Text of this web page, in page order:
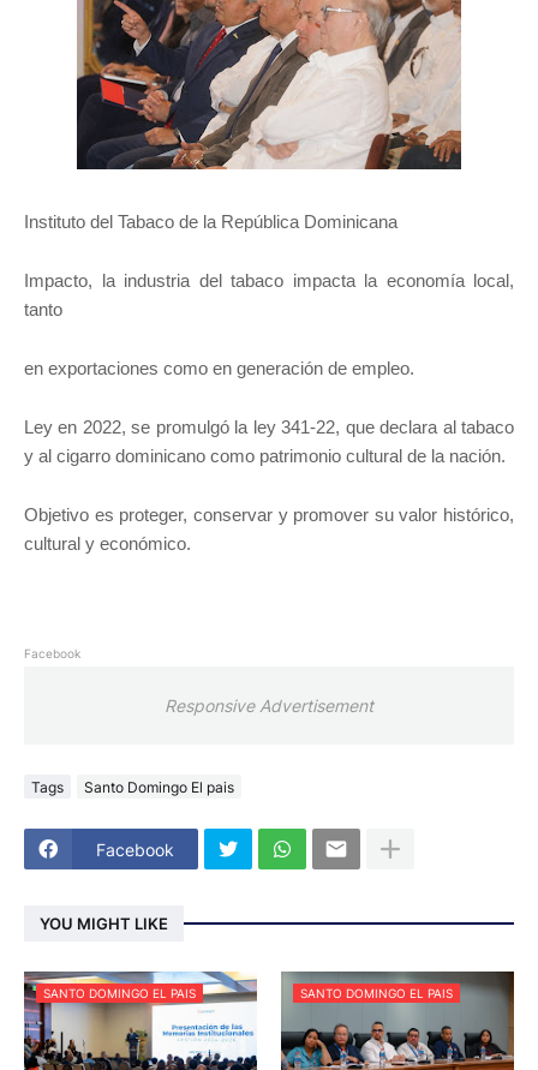
Instituto del Tabaco de la República Dominicana
Impacto, la industria del tabaco impacta la economía local,
tanto
en exportaciones como en generación de empleo.
Ley en 2022, se promulgó la ley 341-22, que declara al tabaco
y al cigarro dominicano como patrimonio cultural de la nación.
Objetivo es proteger, conservar y promover su valor histórico,
cultural y económico.
Facebook
Responsive Advertisement
Tags Santo Domingo El pais
Facebook
YOU MIGHT LIKE
SANTO DOMINGO EL PAIS SANTO DOMINGO EL PAIS